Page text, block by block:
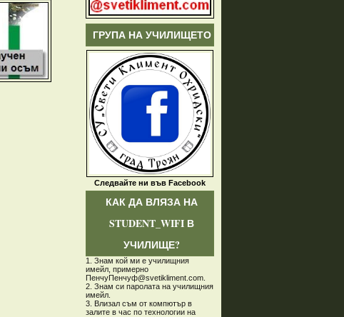
ГРУПА НА УЧИЛИЩЕТО
Следвайте ни във Facebook
КАК ДА ВЛЯЗА НА
STUDENT_WIFI В
УЧИЛИЩЕ?
1. Знам кой ми е училищния
имейл, примерно
ПенчуПенчуф@svetikliment.com.
2. Знам си паролата на училищния
имейл.
3. Влизал съм от компютър в
залите в час по технологии на